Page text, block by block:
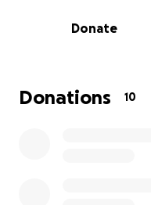
in die Pflege dieser
kleinen Igelbabys
starten können. ✨
Donate
Donations 10